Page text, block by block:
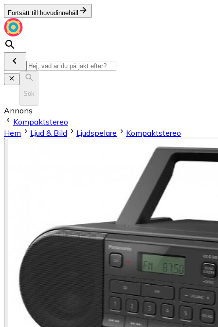
Fortsätt till huvudinnehåll
Sök
Annons
Kompaktstereo
Hem
Ljud & Bild Ljudspelare Kompaktstereo